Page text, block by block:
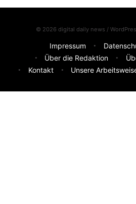
© 2026 digital daily news /
Impressum
Über die Redaktion
Kontakt
Unsere